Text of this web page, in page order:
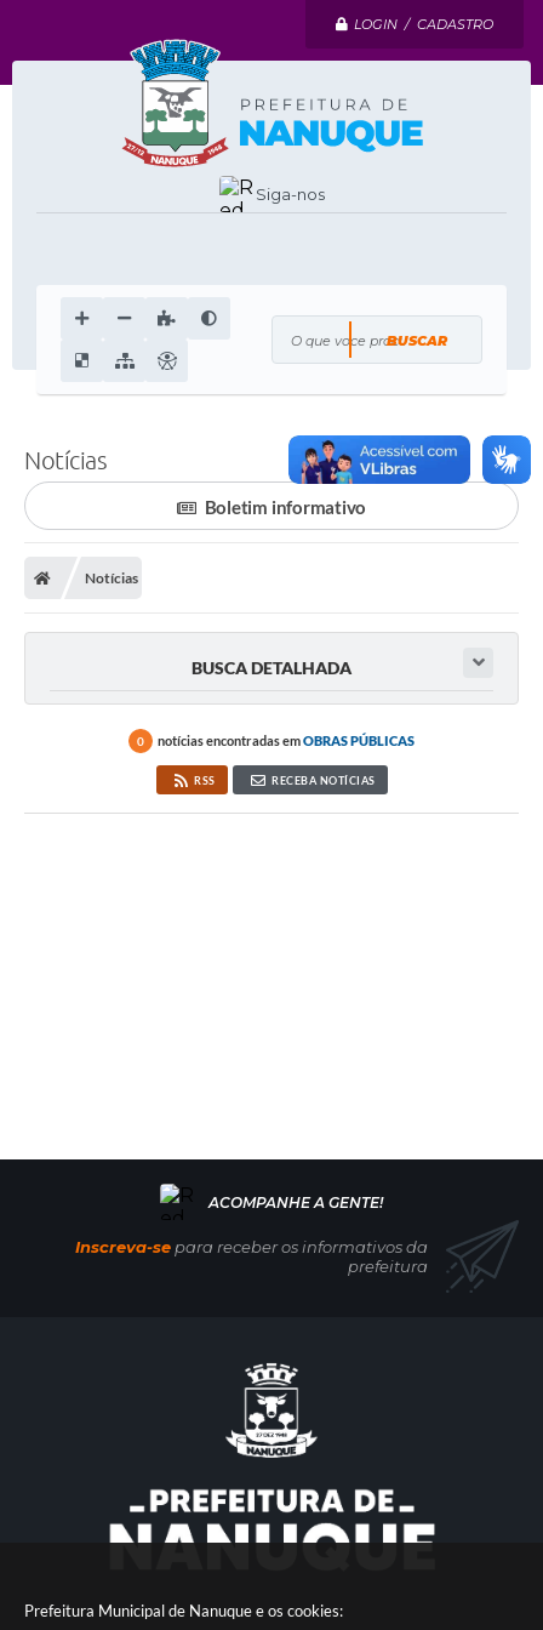
Prefeitura Municipal de Nanuque e os cookies:
LOGIN / CADASTRO
Siga-nos
O que voce procura?
Notícias
Boletim informativo
Notícias
BUSCA DETALHADA
0 notícias encontradas emOBRAS PÚBLICAS
RSS RECEBA NOTÍCIAS
Inscreva-se para receber os informativos da
prefeitura